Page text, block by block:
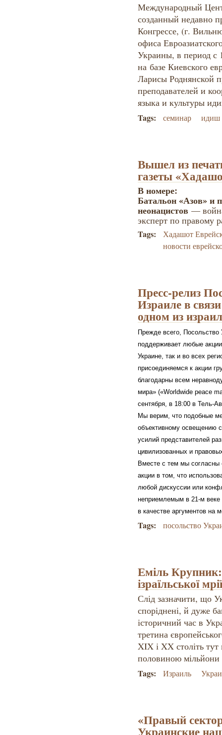
Международный
созданный недавно
Конгрессе, (г.
офиса
Украины, в период с
на базе Киевского
Ларисы Роднянской
преподавателей и
языка и культуры
Tags: семинар идиш
Вышел из
газеты
В номере:
Батальон «Азов» и
неонацистов —
эксперт по правому
Tags:
Хадашот
новости
Пресс-релиз
Израиле в
одном из
Прежде всего, Посольство
поддерживает любые
Украине, так и во всех
присоединяемся к акции
благодарны всем
мира» («Worldwide peace
сентября, в 18:00 в Тель-
Мы верим, что подобные
объективному освещению
усилий представителей
цивилизованных и
Вместе с тем мы согласны
акции в том, что
любой дискуссии или
неприемлемым в 21-м веке
в качестве аргументов на
Tags: посольство
Еміль
ізраїльської мрії
Слід зазначити, що
споріднені, й дуже
історичний час в
третина
XIX і XX століть
половиною мільйони
Tags: Израиль
«Правый
Украинские